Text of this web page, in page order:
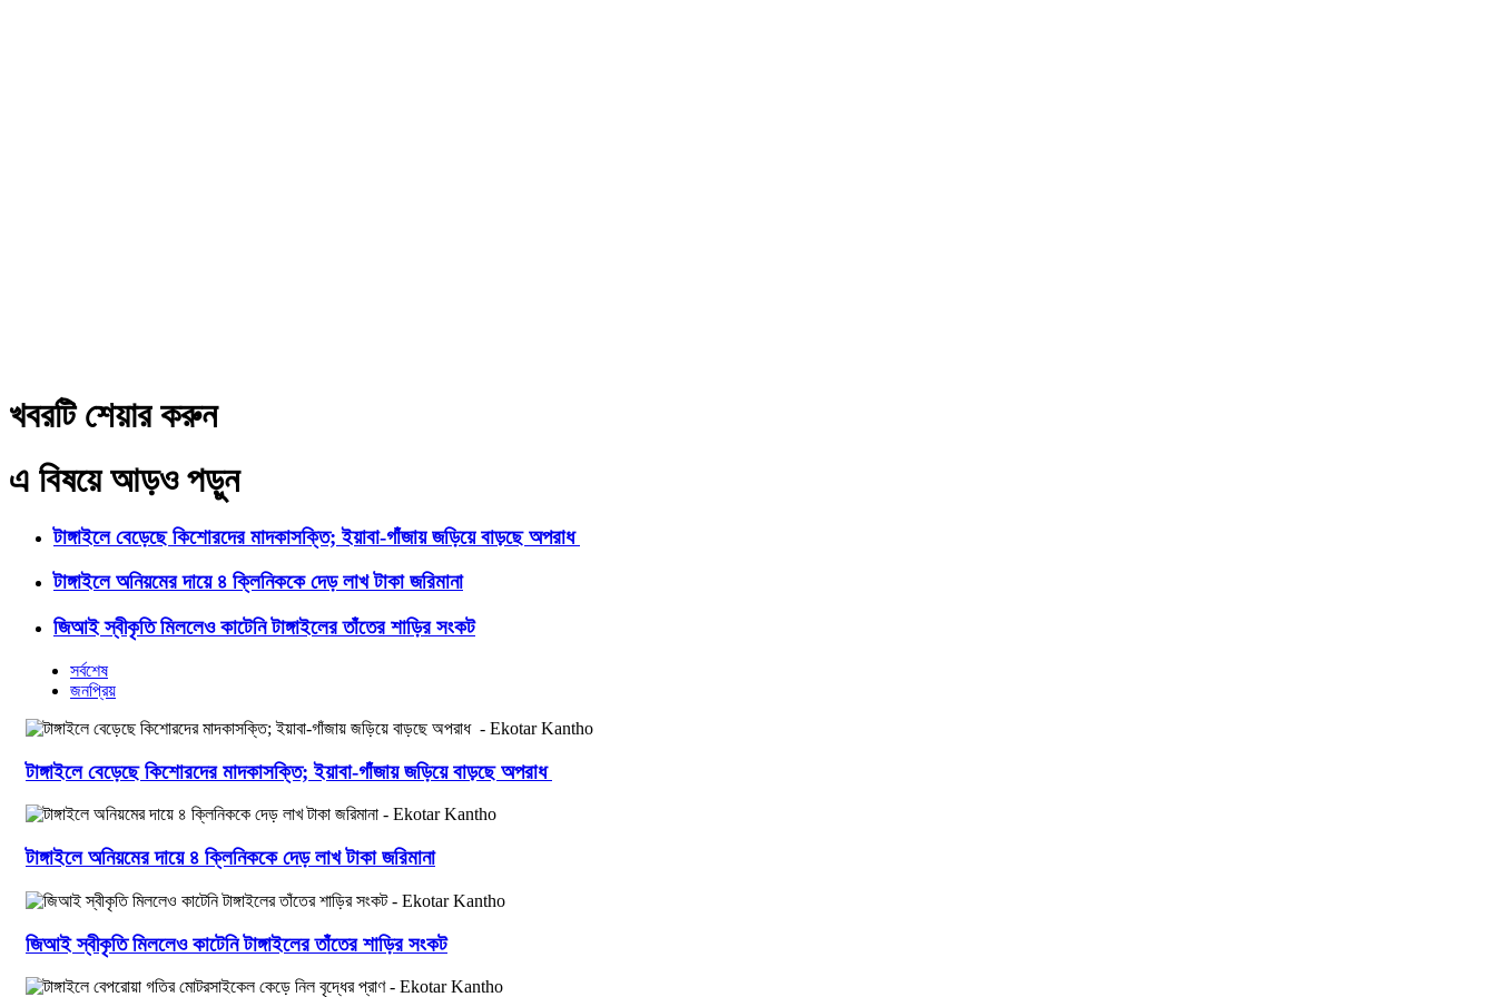
খবরটি শেয়ার করুন
এ বিষয়ে আড়ও পড়ুন
টাঙ্গাইলে বেড়েছে কিশোরদের মাদকাসক্তি; ইয়াবা-গাঁজায় জড়িয়ে বাড়ছে অপরাধ
টাঙ্গাইলে অনিয়মের দায়ে ৪ ক্লিনিককে দেড় লাখ টাকা জরিমানা
জিআই স্বীকৃতি মিললেও কাটেনি টাঙ্গাইলের তাঁতের শাড়ির সংকট
সর্বশেষ
জনপ্রিয়
টাঙ্গাইলে বেড়েছে কিশোরদের মাদকাসক্তি; ইয়াবা-গাঁজায় জড়িয়ে বাড়ছে অপরাধ
টাঙ্গাইলে অনিয়মের দায়ে ৪ ক্লিনিককে দেড় লাখ টাকা জরিমানা
জিআই স্বীকৃতি মিললেও কাটেনি টাঙ্গাইলের তাঁতের শাড়ির সংকট